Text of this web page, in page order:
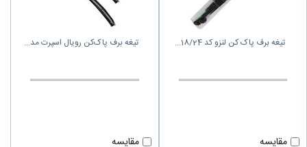
تیغه برف پاک کن لنزو کد 18/24
مقایسه
تیغه برف پاک‌کن رویال اسپرت مد
مقایسه